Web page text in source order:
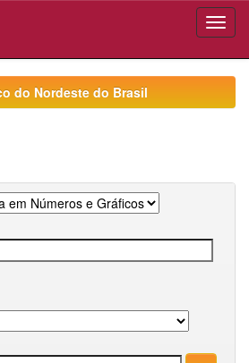
do Nordeste do Brasil